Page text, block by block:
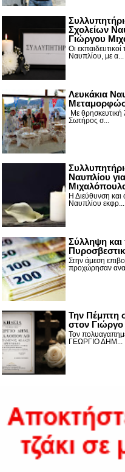
Σχολείων
Γιώργου
Οι
Ναυπλίου, με α...
Λευκάκια
Με
Σωτήρος σ...
Ναυπλίου
Η Διεύθυνση
Ναυπλίου εκφρ...
Σύλληψη
Στην άμεση
προχώρησαν
Την Πέμπτη
στον
Τον
ΓΕΩΡΓΙΟ ΔΗΜ...